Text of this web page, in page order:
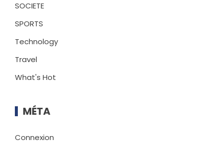
SOCIETE
SPORTS
Technology
Travel
What's Hot
MÉTA
Connexion